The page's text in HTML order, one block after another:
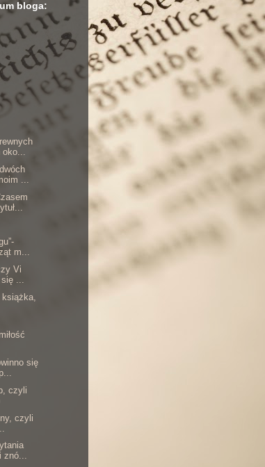
bloga:
oko...
...
m...
Vi
...
książka,
się
czyli
czyli
znó...